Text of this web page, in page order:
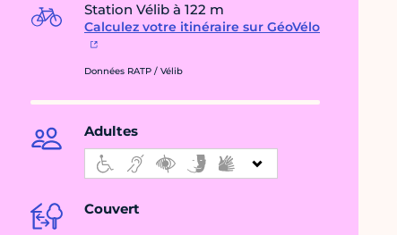
Station Vélib à 122 m
Calculez votre itinéraire sur GéoVélo
Données RATP / Vélib
Adultes
Couvert